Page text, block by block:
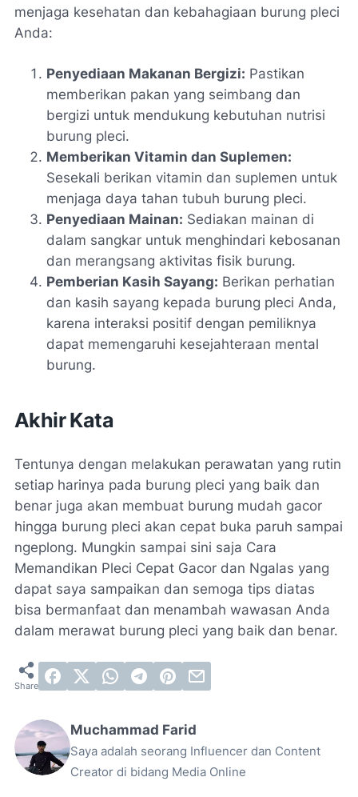
menjaga kesehatan dan kebahagiaan burung pleci
Anda:
Penyediaan Makanan Bergizi: Pastikan
memberikan pakan yang seimbang dan
bergizi untuk mendukung kebutuhan nutrisi
burung pleci.
Memberikan Vitamin dan Suplemen:
Sesekali berikan vitamin dan suplemen untuk
menjaga daya tahan tubuh burung pleci.
Penyediaan Mainan: Sediakan mainan di
dalam sangkar untuk menghindari kebosanan
dan merangsang aktivitas fisik burung.
Pemberian Kasih Sayang: Berikan perhatian
dan kasih sayang kepada burung pleci Anda,
karena interaksi positif dengan pemiliknya
dapat memengaruhi kesejahteraan mental
burung.
Akhir Kata
Tentunya dengan melakukan perawatan yang rutin
setiap harinya pada burung pleci yang baik dan
benar juga akan membuat burung mudah gacor
hingga burung pleci akan cepat buka paruh sampai
ngeplong. Mungkin sampai sini saja Cara
Memandikan Pleci Cepat Gacor dan Ngalas yang
dapat saya sampaikan dan semoga tips diatas
bisa bermanfaat dan menambah wawasan Anda
dalam merawat burung pleci yang baik dan benar.
Muchammad Farid
Saya adalah seorang Influencer dan Content
Creator di bidang Media Online